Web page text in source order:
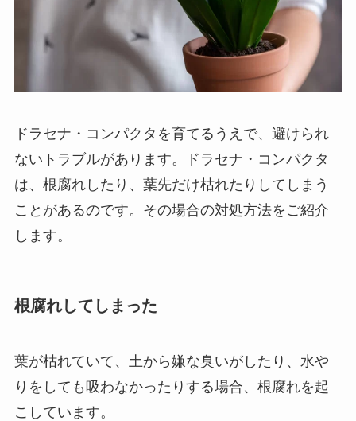
ドラセナ・コンパクタを育てるうえで、避けられ
ないトラブルがあります。
ドラセナ・コンパクタ
は、根腐れしたり、葉先だけ枯れたりしてしまう
ことがあるのです。 その場合の対処方法をご紹介
します。
根腐れしてしまった
葉が枯れていて、土から嫌な臭いがしたり、水や
りをしても吸わなかったりする場合、根腐れを起
こしています。